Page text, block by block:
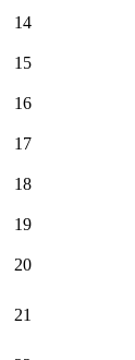
14
15
16
17
18
19
20
21